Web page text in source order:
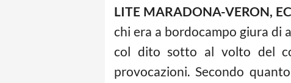
LITE MARADONA-VERON,
chi era a bordocampo giura di
col dito sotto al volto del
provocazioni. Secondo